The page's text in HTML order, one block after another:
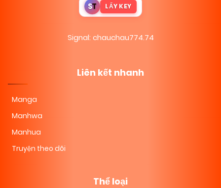
ST LẤY KEY
Signal: chauchau774.74
Liên kết nhanh
Manga
Manhwa
Manhua
Truyện theo dõi
Thể loại